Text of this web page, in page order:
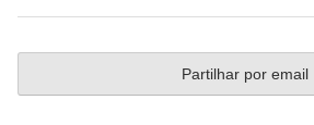
Partilhar por email